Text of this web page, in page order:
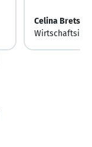
Celina